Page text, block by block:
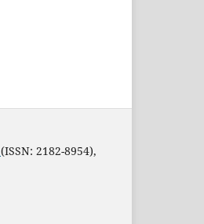
(ISSN: 2182-8954),